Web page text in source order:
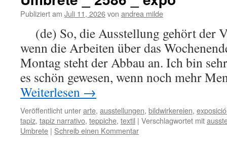
Publiziert am Juli 11, 2026von andrea milde
(de) So, die Ausstellung gehört der
wenn die Arbeiten über das
Montag steht der Abbau an. Ich bin
es schön gewesen, wenn noch mehr
Weiterlesen →
Veröffentlicht unterarte, ausstellungen, bildwirkereien,
tapiz, tapiz narrativo, teppiche, textil | Verschlagwortet mit
Umbrete | Schreib einen Kommentar